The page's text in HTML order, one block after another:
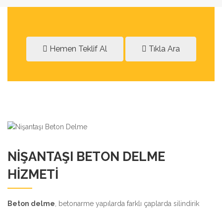
Hemen Teklif Al Tıkla Ara
NIŞANTAŞI BETON DELME
HIZMETI
Beton delme , betonarme yapılarda farklı çaplarda silindirik